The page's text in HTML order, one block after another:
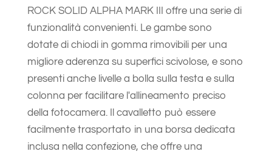
ROCK SOLID ALPHA MARK III offre una serie di
funzionalità convenienti. Le gambe sono
dotate di chiodi in gomma rimovibili per una
migliore aderenza su superfici scivolose, e sono
presenti anche livelle a bolla sulla testa e sulla
colonna per facilitare l'allineamento preciso
della fotocamera. Il cavalletto può essere
facilmente trasportato in una borsa dedicata
inclusa nella confezione, che offre una